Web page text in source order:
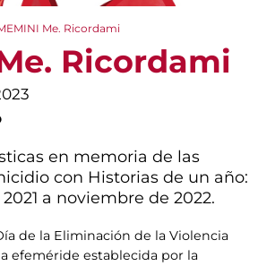
Me. Ricordami
Ricordami
en memoria de las
con Historias de un año:
a noviembre de 2022.
de la Eliminación de la Violencia
efeméride establecida por la